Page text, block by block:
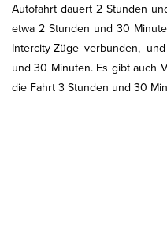
Autofahrt dauert 2 Stunden
etwa 2 Stunden und 30
Intercity-Züge verbunden,
und 30 Minuten. Es gibt auch
die Fahrt 3 Stunden und 30